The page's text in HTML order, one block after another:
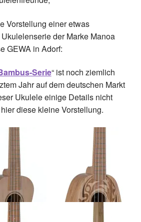
Vorstellung einer etwas
der Marke Manoa
GEWA in Adorf:
Serie“ ist noch ziemlich
Jahr auf dem deutschen Markt
Ukulele einige Details nicht
diese kleine Vorstellung.